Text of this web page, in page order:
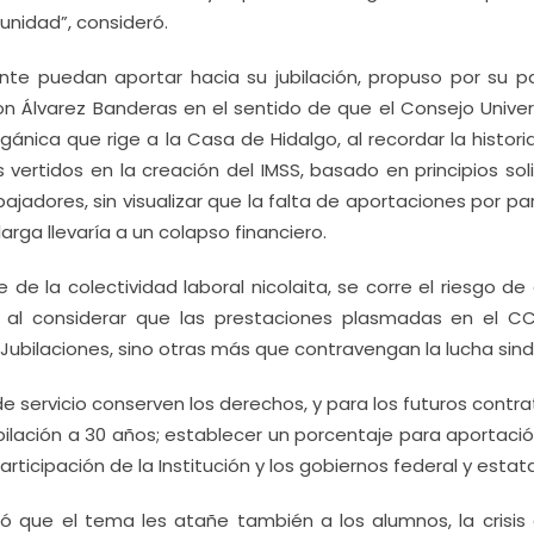
consideró.
puedan aportar hacia su jubilación, propuso por su
Álvarez Banderas en el sentido de que el Consejo
que rige a la Casa de Hidalgo, al recordar la
en la creación del IMSS, basado en principios
sin visualizar que la falta de aportaciones por
llevaría a un colapso financiero.
la colectividad laboral nicolaita, se corre el riesgo de
considerar que las prestaciones plasmadas en el
sino otras más que contravengan la lucha
servicio conserven los derechos, y para los futuros
a 30 años; establecer un porcentaje para
de la Institución y los gobiernos federal y
que el tema les atañe también a los alumnos, la crisis